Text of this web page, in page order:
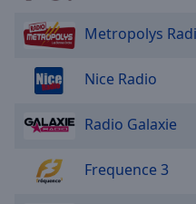
Metropolys
Nice Radio
Radio Galaxie
Frequence 3